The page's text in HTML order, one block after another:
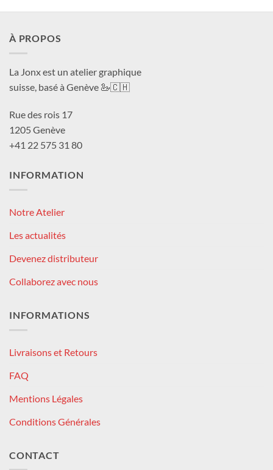
À PROPOS
La Jonx est un atelier graphique
suisse, basé à Genève 🦢🇨🇭
Rue des rois 17
1205 Genève
+41 22 575 31 80
INFORMATION
Notre Atelier
Les actualités
Devenez distributeur
Collaborez avec nous
INFORMATIONS
Livraisons et Retours
FAQ
Mentions Légales
Conditions Générales
CONTACT